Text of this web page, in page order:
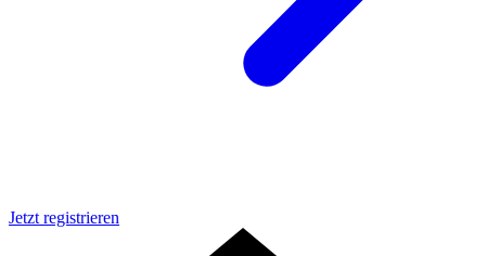
Jetzt registrieren